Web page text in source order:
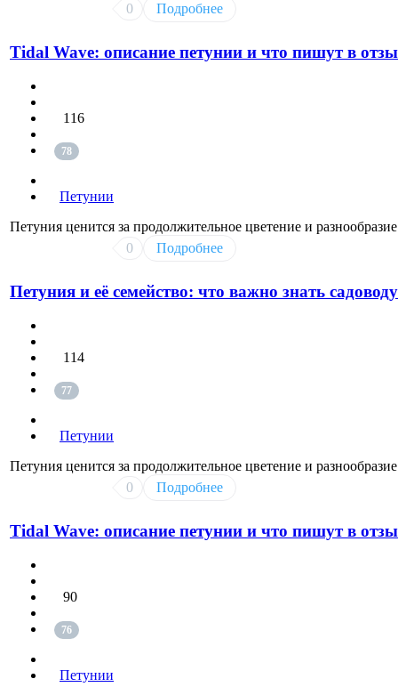
0
Подробнее
Tidal Wave: описание петунии и что пишут в
116
78
Петунии
Петуния ценится за продолжительное цветение и
0
Подробнее
Петуния и её семейство: что важно знать садоводу
114
77
Петунии
Петуния ценится за продолжительное цветение и
0
Подробнее
Tidal Wave: описание петунии и что пишут в
90
76
Петунии